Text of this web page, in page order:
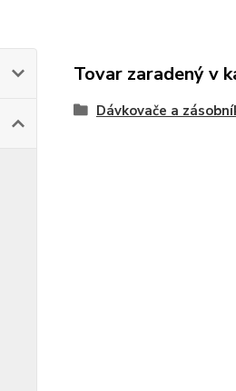
Tovar zaradený v
Dávkovače a